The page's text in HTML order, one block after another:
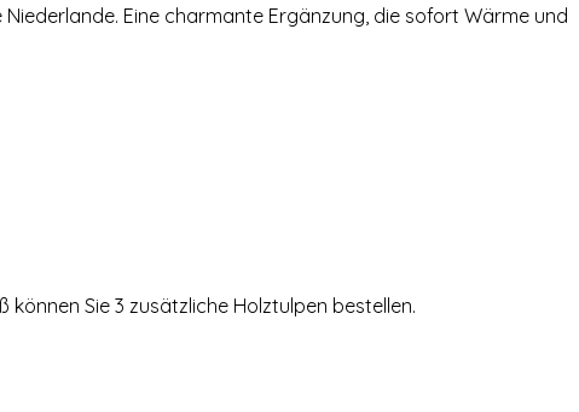
Eine charmante Ergänzung, die sofort Wärme und
können Sie 3 zusätzliche Holztulpen bestellen.